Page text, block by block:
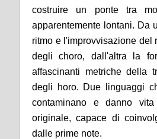
costruire un ponte tra
apparentemente lontani. Da
ritmo e l'improvvisazione del
degli choro, dall'altra la
affascinanti metriche della
degli horo. Due linguaggi
contaminano e danno
originale, capace di
dalle prime note.